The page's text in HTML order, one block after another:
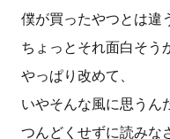
僕が買ったやつとは違
ちょっとそれ面白そう
やっぱり改めて、
いやそんな風に思うん
つんどくせずに読みな